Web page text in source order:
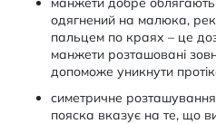
одягнений на малюка,
пальцем по краях – це
манжети розташовані
допоможе уникнути
симетричне розташування
пояска вказує на те, що